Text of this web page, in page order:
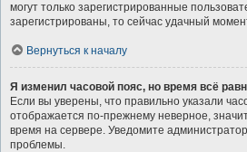
могут только зарегистрированные
зарегистрированы, то сейчас удачный
Вернуться к началу
Я изменил часовой пояс, но время всё
Если вы уверены, что правильно указали
отображается по-прежнему неверное,
время на сервере. Уведомите
проблемы.